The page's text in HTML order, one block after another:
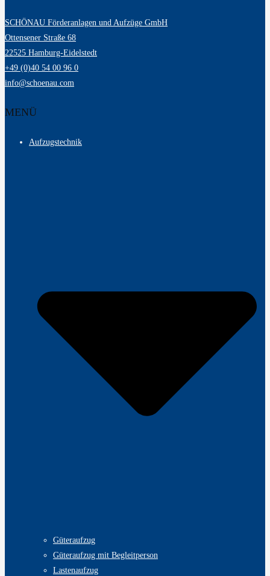
SCHÖNAU Förderanlagen und Aufzüge GmbH
Ottensener Straße 68
22525 Hamburg-Eidelstedt
+49 (0)40 54 00 96 0
info@schoenau.com
MENÜ
Aufzugstechnik
Güteraufzug
Güteraufzug mit Begleitperson
Lastenaufzug